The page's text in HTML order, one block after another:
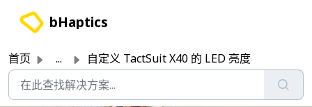
bHaptics
首页 ... 自定义 TactSuit X40 的 LED 亮度